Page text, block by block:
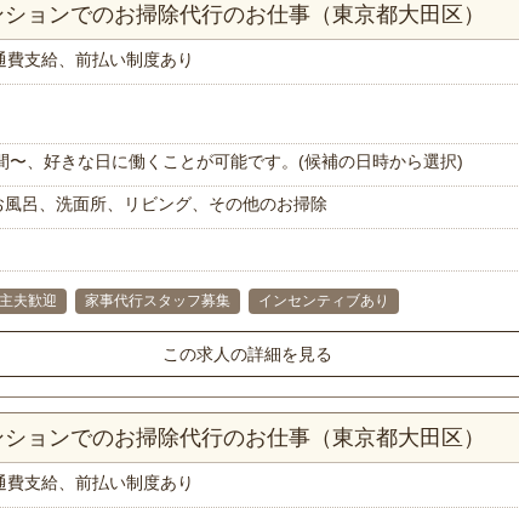
ョンでのお掃除代行のお仕事（東京都大田区）
費支給、前払い制度あり
〜、好きな日に働くことが可能です。(候補の日時から選択)
呂、洗面所、リビング、その他のお掃除
夫歓迎 家事代行スタッフ募集 インセンティブあり
この求人の詳細を見る
ョンでのお掃除代行のお仕事（東京都大田区）
費支給、前払い制度あり